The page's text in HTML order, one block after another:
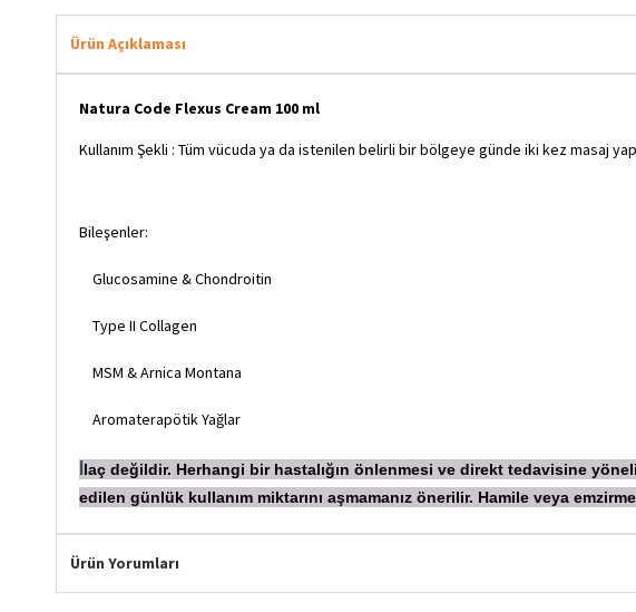
Ürün Açıklaması
Natura Code Flexus Cream 100 ml
Kullanım Şekli : Tüm vücuda ya da istenilen belirli bir bölgeye günde iki kez masaj
Bileşenler:
Glucosamine & Chondroitin
Type II Collagen
MSM & Arnica Montana
Aromaterapötik Yağlar
laç değildir. Herhangi bir hastalığın önlenmesi ve direkt tedavisine
edilen günlük kullanım miktarını aşmamanız önerilir. Hamile veya
Ürün Yorumları